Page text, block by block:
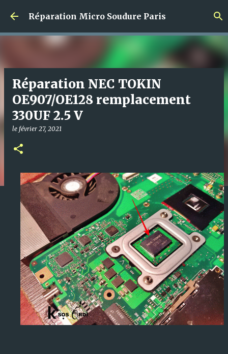
Accéder au contenu principal
Réparation Micro Soudure Paris
Réparation NEC TOKIN
OE907/OE128 remplacement
330UF 2.5 V
le février 27, 2021